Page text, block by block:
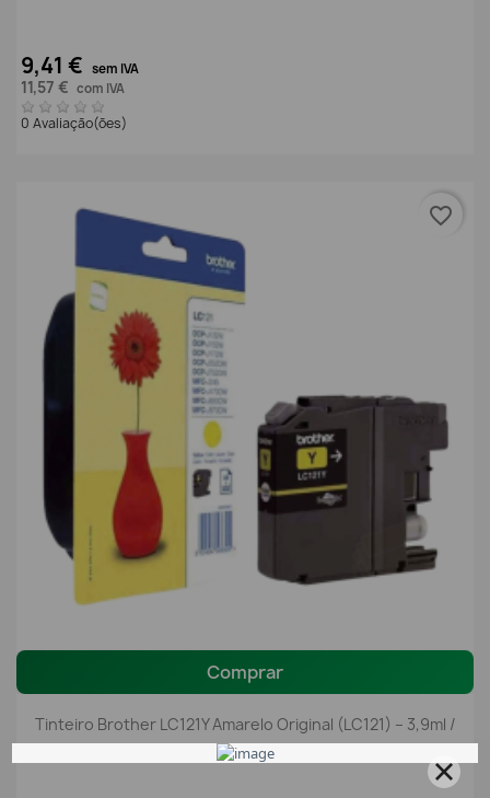
9,41 € sem IVA
11,57 € com IVA
0 Avaliação(ões)
Comprar
Tinteiro Brother LC121Y Amarelo Original (LC121) – 3,9ml /
300 Páginas
favorite_border